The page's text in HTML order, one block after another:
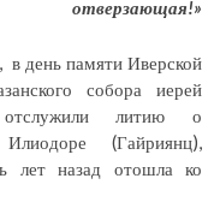
отверзающая!»
день памяти Иверской
собора иерей
литию о
(Гайриянц),
лет назад отошла ко